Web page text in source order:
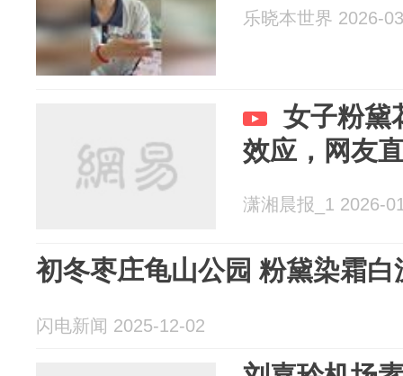
乐晓本世界 2026-
女子粉黛
效应，网友
潇湘晨报_1 2026-
初冬枣庄龟山公园 粉黛染霜白
闪电新闻 2025-12-02